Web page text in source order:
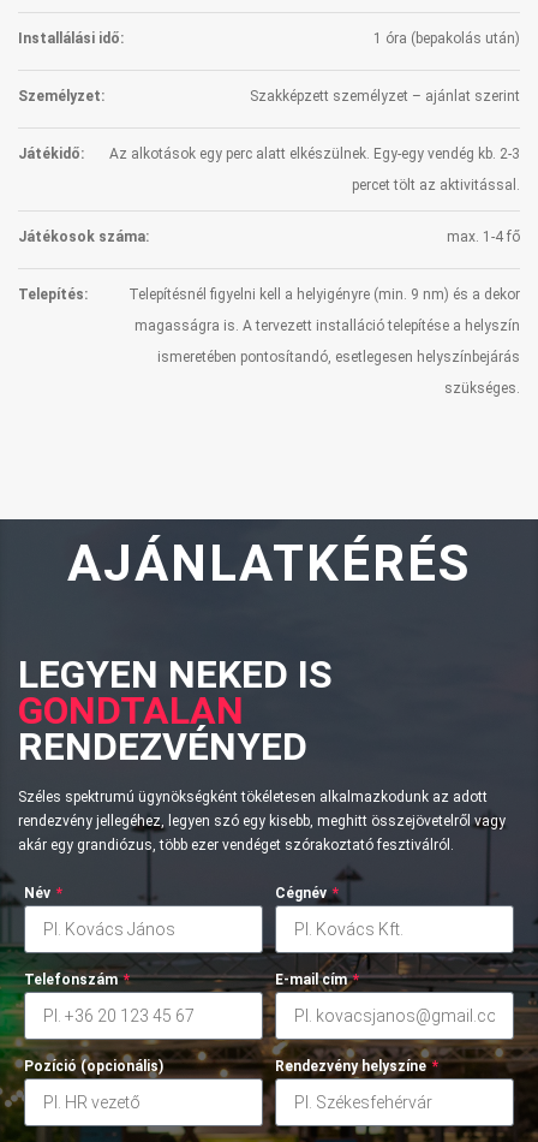
Installálási idő: 1 óra (bepakolás után)
Személyzet: Szakképzett személyzet – ajánlat szerint
Játékidő:
Az alkotások egy perc alatt elkészülnek. Egy-egy vendég kb. 2-3
percet tölt az aktivitással.
Játékosok száma: max. 1-4 fő
Telepítés:
Telepítésnél figyelni kell a helyigényre (min. 9 nm) és a dekor
magasságra is. A tervezett installáció telepítése a helyszín
ismeretében pontosítandó, esetlegesen helyszínbejárás
szükséges.
AJÁNLATKÉRÉS
LEGYEN NEKED IS
GONDTALAN
RENDEZVÉNYED
Széles spektrumú ügynökségként tökéletesen alkalmazkodunk az adott
rendezvény jellegéhez, legyen szó egy kisebb, meghitt összejövetelről vagy
akár egy grandiózus, több ezer vendéget szórakoztató fesztiválról.
Név * Cégnév *
Telefonszám * E-mail cím *
Pozíció (opcionális) Rendezvény helyszíne *